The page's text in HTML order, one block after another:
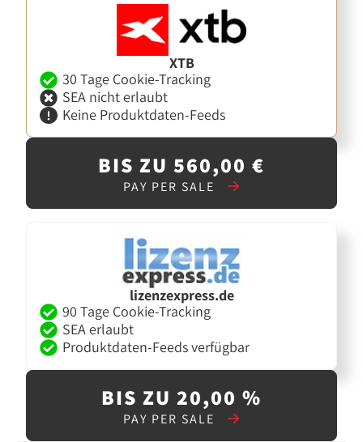
XTB
30 Tage Cookie-Tracking
SEA nicht erlaubt
Keine Produktdaten-Feeds
BIS ZU 560,00 €
PAY PER SALE
lizenzexpress.de
90 Tage Cookie-Tracking
SEA erlaubt
Produktdaten-Feeds verfügbar
BIS ZU 20,00 %
PAY PER SALE